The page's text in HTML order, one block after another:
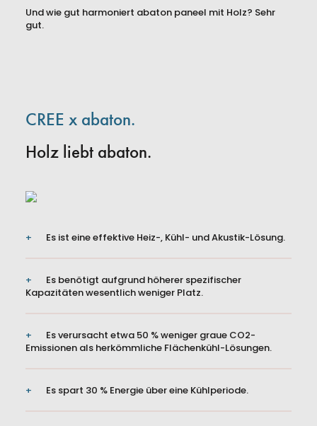
Und wie gut harmoniert abaton paneel mit Holz? Sehr
gut.
CREE x abaton.
Holz liebt abaton.
Es ist eine effektive Heiz-, Kühl- und Akustik-Lösung.
Es benötigt aufgrund höherer spezifischer
Kapazitäten wesentlich weniger Platz.
Es verursacht etwa 50 % weniger graue CO2-
Emissionen als herkömmliche Flächenkühl-Lösungen.
Es spart 30 % Energie über eine Kühlperiode.